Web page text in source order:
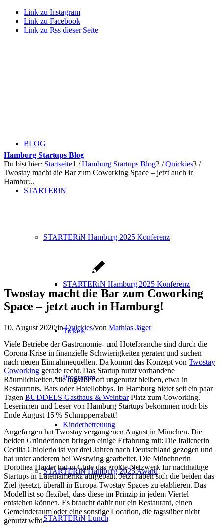
Link zu Instagram
Link zu Facebook
Link zu Rss dieser Seite
BLOG
STARTERiN
STARTERiN Hamburg 2025 Konferenz
STARTERiN Hamburg 2025 Konferenz
Tickets
Programm
Kinderbetreuung
STARTERiN Hamburg 2025 Award
STARTERiN Lunch
Hamburg Startups Blog
Du bist hier: Startseite1 / Hamburg Startups Blog2 / Quickies3 /
Twostay macht die Bar zum Coworking Space – jetzt auch in
Hambur...
Twostay macht die Bar zum Coworking
Space – jetzt auch in Hamburg!
10. August 2020/inQuickies/von Mathias Jäger
Viele Betriebe der Gastronomie- und Hotelbranche sind durch die
Corona-Krise in finanzielle Schwierigkeiten geraten und suchen
nach neuen Einnahmequellen. Da kommt das Konzept von Twostay
Coworking gerade recht. Das Startup nutzt vorhandene
Räumlichkeiten, die tagsüber oft ungenutzt bleiben, etwa in
Restaurants, Bars oder Hotellobbys. In Hamburg bietet seit ein paar
Tagen BUDDELS Gasthaus & WeinbarPlatz zum Coworking.
Leserinnen und Leser von Hamburg Startups bekommen noch bis
Ende August 15 % Schnupperrabatt!
Angefangen hat Twostay vergangenen August in München. Die
beiden Gründerinnen bringen einige Erfahrung mit: Die Italienerin
Cecilia Chiolerio ist vor drei Jahren nach Deutschland gezogen und
hat unter anderem bei Westwing gearbeitet. Die Münchnerin
Dorothea Haider hat in Chile das größte Netzwerk für nachhaltige
Startups in Lateinamerika aufgebaut. Jetzt haben sich die beiden das
Ziel gesetzt, überall in Europa Twostay Spaces zu etablieren. Das
Modell ist so flexibel, dass diese im Prinzip in jedem Viertel
entstehen können. Es braucht dafür nur ein Restaurant, einen
Gemeinderaum oder eine sonstige Location, die tagssüber nicht
genutzt wird.